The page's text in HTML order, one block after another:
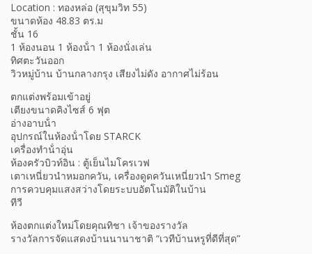
Location : ทองหล่อ (สุขุมวิท 55)
ขนาดห้อง 48.83 ตร.ม
ชั้น 16
1 ห้องนอน 1 ห้องน้ํา 1 ห้องนั่งเล่น
ทิศตะวันออก
วิวหมู่บ้าน บ้านกลางกรุง เสียงไม่ดัง อากาศไม่ร้อน
ตกแต่งพร้อมเข้าอยู่
เตียงขนาดคิงไซส์ 6 ฟุต
อ่างอาบน้ํา
อุปกรณ์ในห้องน้ําโดย STARCK
เครื่องทําน้ําอุ่น
ห้องครัวบิวท์อิน : ตู้เย็นไมโครเวฟ
เตาเหนี่ยวนําหมอกควัน, เครื่องดูดควันเหนี่ยวนํา Smeg
การควบคุมแสงสว่างโดยระบบอัตโนมัติในบ้าน
ทีวี
ห้องตกแต่งใหม่โดยคุณทิชา เจ้าของรางวัล
รางวัลการจัดแสดงบ้านนานาชาติ “เวทีบ้านหรูที่ดีที่สุด”